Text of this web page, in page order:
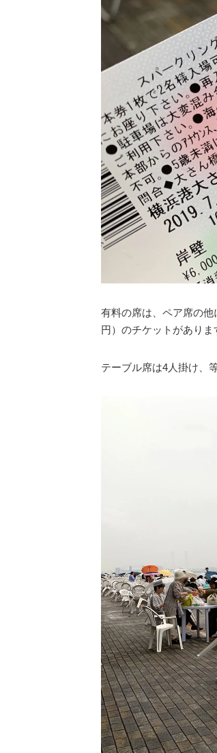
有料の席は、ペア席の
円）のチケットがありま
テーブル席は4人掛け、